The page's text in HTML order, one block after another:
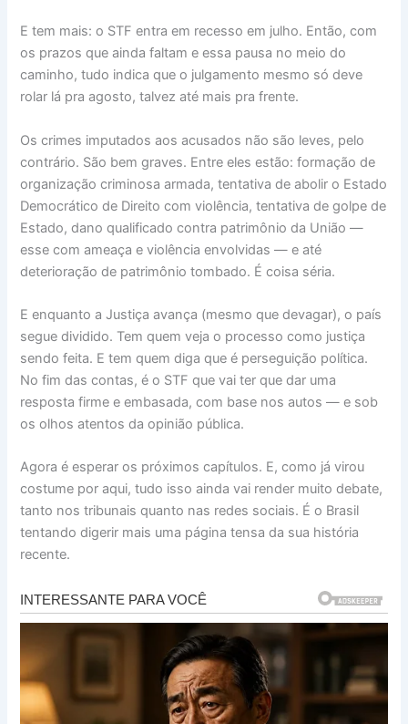
E tem mais: o STF entra em recesso em julho. Então, com
os prazos que ainda faltam e essa pausa no meio do
caminho, tudo indica que o julgamento mesmo só deve
rolar lá pra agosto, talvez até mais pra frente.
Os crimes imputados aos acusados não são leves, pelo
contrário. São bem graves. Entre eles estão: formação de
organização criminosa armada, tentativa de abolir o Estado
Democrático de Direito com violência, tentativa de golpe de
Estado, dano qualificado contra patrimônio da União —
esse com ameaça e violência envolvidas — e até
deterioração de patrimônio tombado. É coisa séria.
E enquanto a Justiça avança (mesmo que devagar), o país
segue dividido. Tem quem veja o processo como justiça
sendo feita. E tem quem diga que é perseguição política.
No fim das contas, é o STF que vai ter que dar uma
resposta firme e embasada, com base nos autos — e sob
os olhos atentos da opinião pública.
Agora é esperar os próximos capítulos. E, como já virou
costume por aqui, tudo isso ainda vai render muito debate,
tanto nos tribunais quanto nas redes sociais. É o Brasil
tentando digerir mais uma página tensa da sua história
recente.